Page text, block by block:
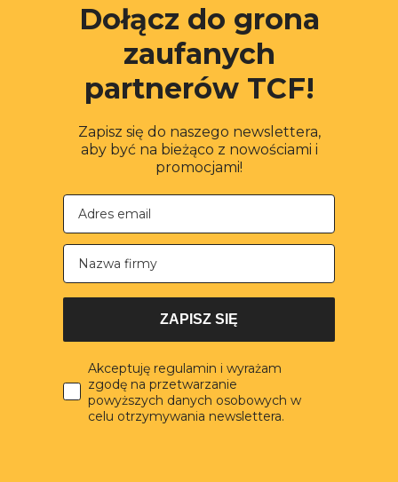
Dołącz do grona
zaufanych
partnerów TCF!
Zapisz się do naszego newslettera,
aby być na bieżąco z nowościami i
promocjami!
Nazwa firmy
ZAPISZ SIĘ
Akceptuję regulamin i wyrażam
zgodę na przetwarzanie
powyższych danych osobowych w
celu otrzymywania newslettera.